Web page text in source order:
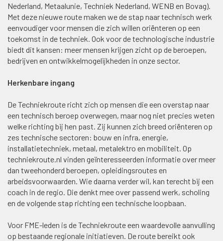
Nederland, Metaalunie, Techniek Nederland, WENB en Bovag).
Met deze nieuwe route maken we de stap naar technisch werk
eenvoudiger voor mensen die zich willen oriënteren op een
toekomst in de techniek. Ook voor de technologische industrie
biedt dit kansen: meer mensen krijgen zicht op de beroepen,
bedrijven en ontwikkelmogelijkheden in onze sector.
Herkenbare ingang
De Techniekroute richt zich op mensen die een overstap naar
een technisch beroep overwegen, maar nog niet precies weten
welke richting bij hen past. Zij kunnen zich breed oriënteren op
zes technische sectoren: bouw en infra, energie,
installatietechniek, metaal, metalektro en mobiliteit. Op
techniekroute.nl vinden geïnteresseerden informatie over meer
dan tweehonderd beroepen, opleidingsroutes en
arbeidsvoorwaarden. Wie daarna verder wil, kan terecht bij een
coach in de regio. Die denkt mee over passend werk, scholing
en de volgende stap richting een technische loopbaan.
Voor FME-leden is de Techniekroute een waardevolle aanvulling
op bestaande regionale initiatieven. De route bereikt ook